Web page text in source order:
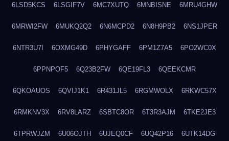
6LSD5KCS 6LSGIF7V 6MC7XUTQ 6MNBISNE 6MRU4GHW
6MRWI2FW 6MUKQ2Q2 6N6MCPD2 6N8H9PB2 6NS1JPER
6NTR3U7I 6OXMG49D 6PHYGAFF 6PM1Z7A5 6PO2WC0X
6PPNPOF5 6Q23B2FW 6QE19FL3 6QEEKCMR
6QKOAUOS 6QVIJ1K1 6R431JL5 6RGMWOLX 6RKWC57X
6RMKNV3X 6RV8LARZ 6SBTC8OR 6T3R3AJM 6TKE2JE3
6TPRWJZM 6U06OJTH 6UJEQ0CF 6UQ42P16 6UTK14DG